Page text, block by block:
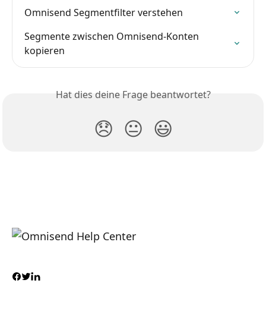
Omnisend Segmentfilter verstehen
Segmente zwischen Omnisend-Konten
kopieren
Hat dies deine Frage beantwortet?
😞 😐 😃